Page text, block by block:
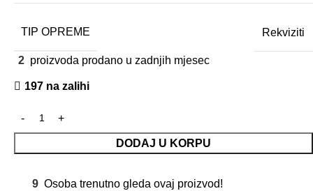
TIP OPREME Rekviziti
2 proizvoda prodano u zadnjih mjesec
197 na zalihi
DODAJ U KORPU
9 Osoba trenutno gleda ovaj proizvod!